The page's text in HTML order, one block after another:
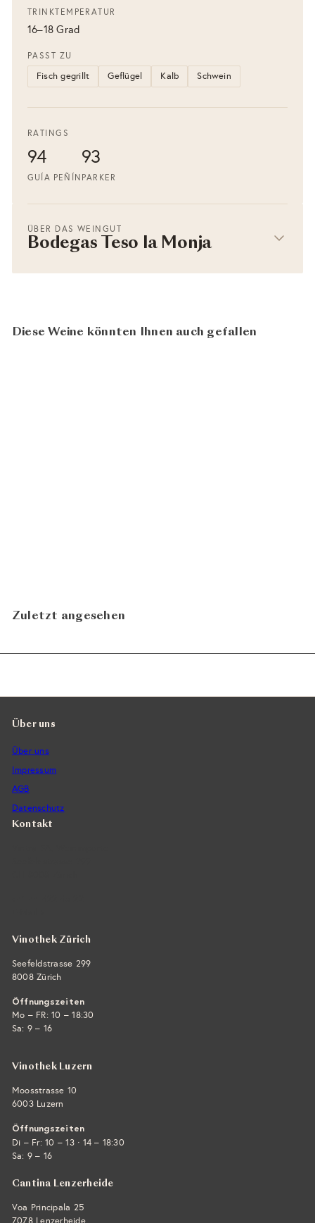
TRINKTEMPERATUR
16–18 Grad
PASST ZU
Fisch gegrillt Geflügel Kalb Schwein
RATINGS
94
GUÍA PEÑÍN
93
PARKER
ÜBER DAS WEINGUT
Bodegas Teso la Monja
Diese Weine könnten Ihnen auch gefallen
Zuletzt angesehen
Über uns
Über uns
Impressum
AGB
Datenschutz
Kontakt
Vinothek Zürich
Seefeldstrasse 299
8008 Zürich
Öffnungszeiten
Mo – FR: 10 – 18:30
Sa: 9 – 16
Vinothek Luzern
Moosstrasse 10
6003 Luzern
Öffnungszeiten
Di – Fr: 10 – 13 · 14 – 18:30
Sa: 9 – 16
Cantina Lenzerheide
Voa Principala 25
7078 Lenzerheide